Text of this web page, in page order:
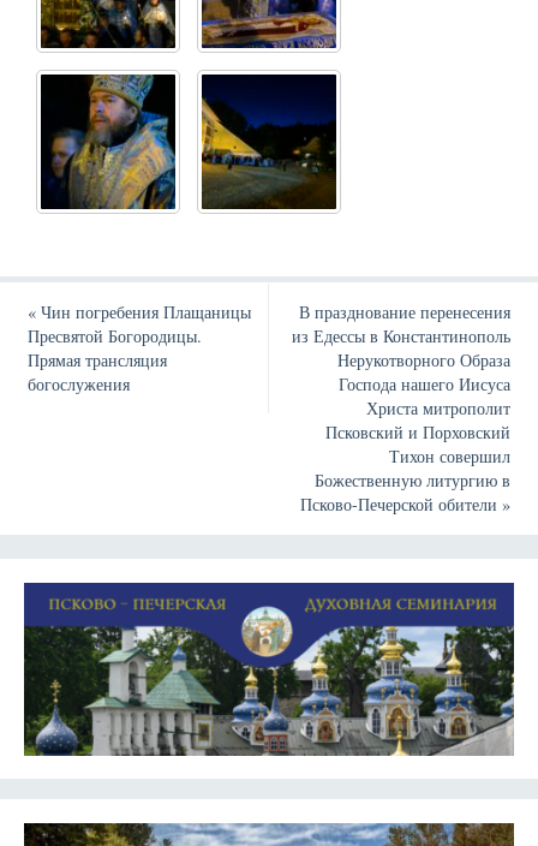
«Чин погребения Плащаницы
Пресвятой Богородицы.
Прямая трансляция
богослужения
В празднование перенесения
из Едессы в Константинополь
Нерукотворного Образа
Господа нашего Иисуса
Христа митрополит
Псковский и Порховский
Тихон совершил
Божественную литургию в
Псково-Печерской обители»